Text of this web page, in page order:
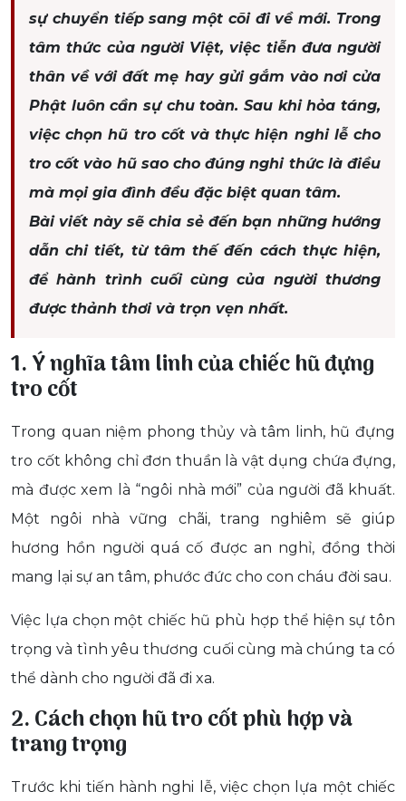
sự chuyển tiếp sang một cõi đi về mới. Trong
tâm thức của người Việt, việc tiễn đưa người
thân về với đất mẹ hay gửi gắm vào nơi cửa
Phật luôn cần sự chu toàn. Sau khi hỏa táng,
việc chọn hũ tro cốt và thực hiện nghi lễ cho
tro cốt vào hũ sao cho đúng nghi thức là điều
mà mọi gia đình đều đặc biệt quan tâm.
Bài viết này sẽ chia sẻ đến bạn những hướng
dẫn chi tiết, từ tâm thế đến cách thực hiện,
để hành trình cuối cùng của người thương
được thảnh thơi và trọn vẹn nhất.
1. Ý nghĩa tâm linh của chiếc hũ đựng
tro cốt
Trong quan niệm phong thủy và tâm linh, hũ đựng
tro cốt không chỉ đơn thuần là vật dụng chứa đựng,
mà được xem là “ngôi nhà mới” của người đã khuất.
Một ngôi nhà vững chãi, trang nghiêm sẽ giúp
hương hồn người quá cố được an nghỉ, đồng thời
mang lại sự an tâm, phước đức cho con cháu đời sau.
Việc lựa chọn một chiếc hũ phù hợp thể hiện sự tôn
trọng và tình yêu thương cuối cùng mà chúng ta có
thể dành cho người đã đi xa.
2. Cách chọn hũ tro cốt phù hợp và
trang trọng
Trước khi tiến hành nghi lễ, việc chọn lựa một chiếc